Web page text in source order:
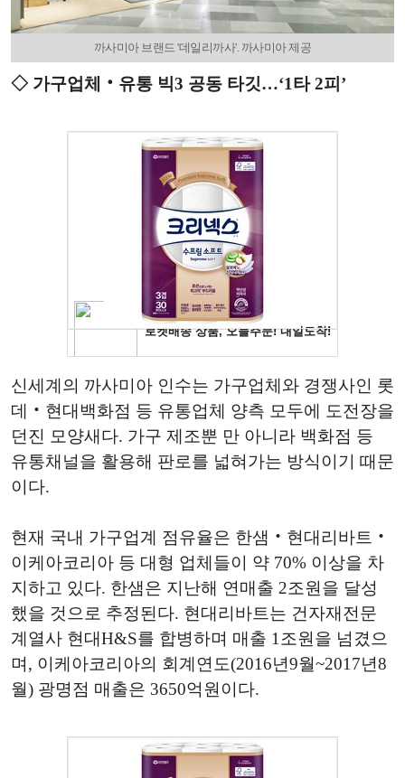
까사미아 브랜드 '데일리까사'. 까사미아 제공
◇ 가구업체‧유통 빅3 공동 타깃…‘1타 2피’
신세계의 까사미아 인수는 가구업체와 경쟁사인 롯
데‧현대백화점 등 유통업체 양측 모두에 도전장을
던진 모양새다. 가구 제조뿐 만 아니라 백화점 등
유통채널을 활용해 판로를 넓혀가는 방식이기 때문
이다.
현재 국내 가구업계 점유율은 한샘‧현대리바트‧
이케아코리아 등 대형 업체들이 약 70% 이상을 차
지하고 있다. 한샘은 지난해 연매출 2조원을 달성
했을 것으로 추정된다. 현대리바트는 건자재전문
계열사 현대H&S를 합병하며 매출 1조원을 넘겼으
며, 이케아코리아의 회계연도(2016년9월~2017년8
월) 광명점 매출은 3650억원이다.